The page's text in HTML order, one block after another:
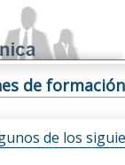
de formación
de los